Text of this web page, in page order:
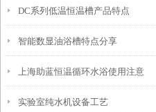
DC系列低温恒温槽产品特点
智能数显油浴槽特点分享
上海助蓝恒温循环水浴使用注意
实验室纯水机设备工艺